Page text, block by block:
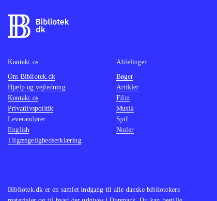
Bibliotek.dk er en samlet indgang til alle danske bibliotekers
Kontakt os
Om Bibliotek.dk
Hjælp og vejledning
Kontakt os
Privatlivspolitik
Leverandører
English
Tilgængelighedserklæring
Afdelinger
Bøger
Artikler
Film
Musik
Spil
Noder